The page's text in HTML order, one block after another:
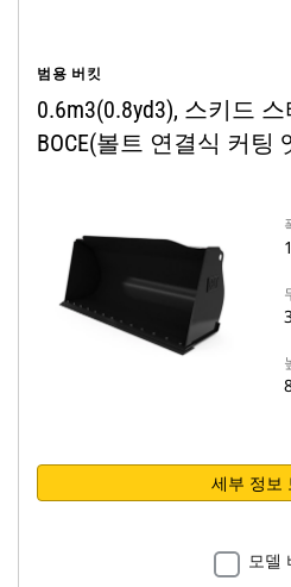
범용 버킷
0.6m3(0.8yd3), 스키드
BOCE(볼트 연결식 커팅
세부 정보
모델